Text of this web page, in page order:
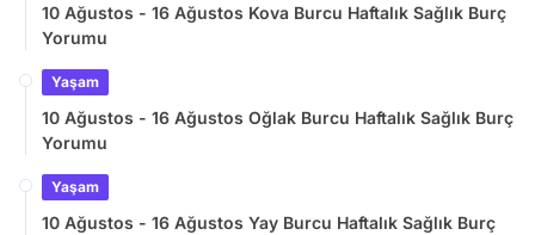
10 Ağustos - 16 Ağustos Kova Burcu Haftalık Sağlık Burç
Yorumu
Yaşam
10 Ağustos - 16 Ağustos Oğlak Burcu Haftalık Sağlık Burç
Yorumu
Yaşam
10 Ağustos - 16 Ağustos Yay Burcu Haftalık Sağlık Burç